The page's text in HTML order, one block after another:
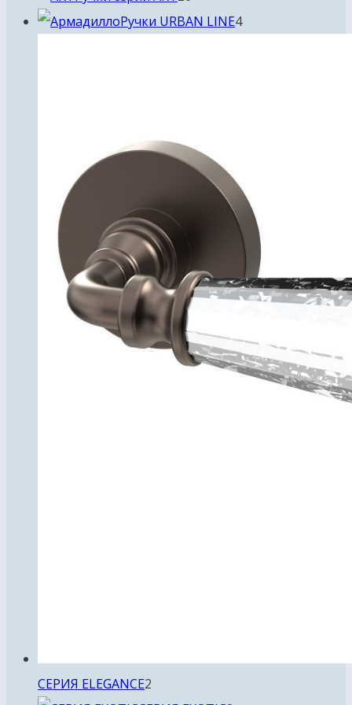
товаров
Ручки URBAN LINE44
СЕРИЯ ELEGANCE2